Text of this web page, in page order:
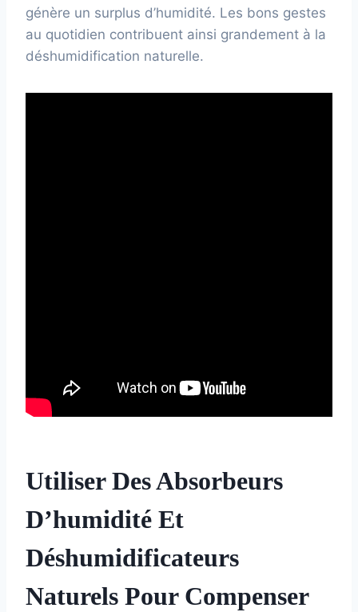
génère un surplus d’humidité. Les bons gestes
au quotidien contribuent ainsi grandement à la
déshumidification naturelle.
Utiliser Des Absorbeurs
D’humidité Et
Déshumidificateurs
Naturels Pour Compenser